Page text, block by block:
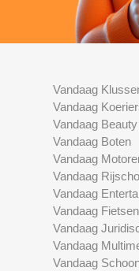
Vandaag
Vandaag
Vandaag Beauty
Vandaag Boten
Vandaag
Vandaag
Vandaag
Vandaag Fietsen
Vandaag
Vandaag
Vandaag